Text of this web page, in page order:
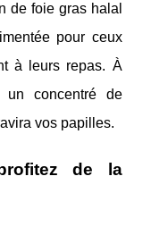
de foie gras halal
pour ceux
à leurs repas. À
un concentré de
vos papilles.
de la